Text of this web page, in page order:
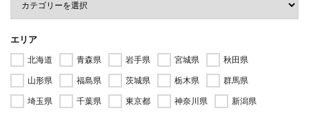
エリア
北海道 青森県 岩手県 宮城県
秋田県
山形県
福島県 茨城県 栃木県
群馬県
埼玉県
千葉県 東京都 神奈川県
新潟県